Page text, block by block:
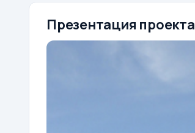
Презентация проекта